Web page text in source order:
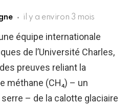
il y a environ 3 mois
équipe internationale
de l’Université Charles,
preuves reliant la
méthane (CH₄) – un
– de la calotte glaciaire